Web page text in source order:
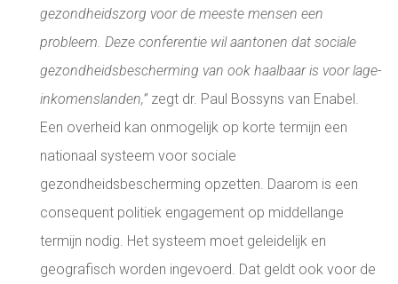
gezondheidszorg voor de meeste mensen een
probleem. Deze conferentie wil aantonen dat sociale
gezondheidsbescherming van ook haalbaar is voor lage-
inkomenslanden,”zegt dr. Paul Bossyns van Enabel.
Een overheid kan onmogelijk op korte termijn een
nationaal systeem voor sociale
gezondheidsbescherming opzetten. Daarom is een
consequent politiek engagement op middellange
termijn nodig. Het systeem moet geleidelijk en
geografisch worden ingevoerd. Dat geldt ook voor de